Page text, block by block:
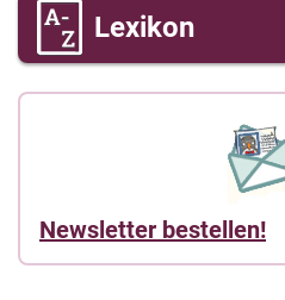
Lexikon
Newsletter bestellen!